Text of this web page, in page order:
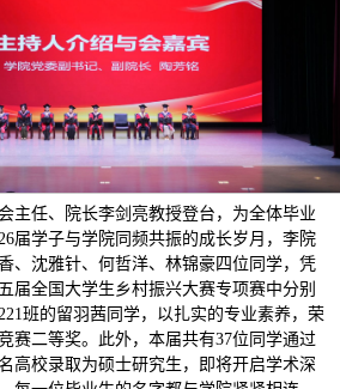
主任、院长李剑亮教授登台，为全体毕业
届学子与学院同频共振的成长岁月，李院
、沈雅针、何哲洋、林锦豪四位同学，凭
届全国大学生乡村振兴大赛专项赛中分别
班的留羽茜同学，以扎实的专业素养，荣
赛二等奖。此外，本届共有37位同学通过
高校录取为硕士研究生，即将开启学术深